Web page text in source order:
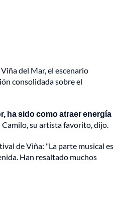
del Mar, el escenario
consolidada sobre el
ha sido como atraer energía
Camilo, su artista favorito, dijo.
de Viña: "La parte musical es
Han resaltado muchos